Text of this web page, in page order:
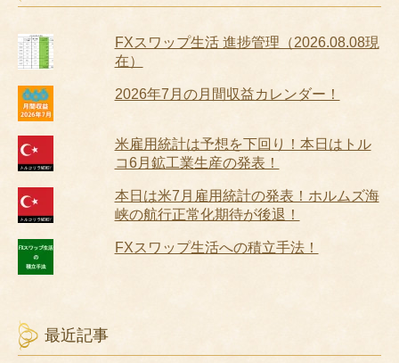
FXスワップ生活 進捗管理（2026.08.08現
在）
2026年7月の月間収益カレンダー！
米雇用統計は予想を下回り！本日はトル
コ6月鉱工業生産の発表！
本日は米7月雇用統計の発表！ホルムズ海
峡の航行正常化期待が後退！
FXスワップ生活への積立手法！
最近記事